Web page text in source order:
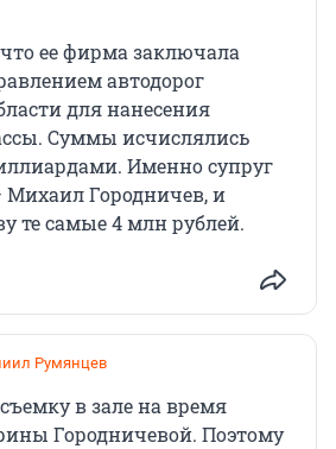
ее фирма заключала
автодорог
для нанесения
Суммы исчислялись
Именно супруг
Михаил Городничев, и
те самые 4 млн рублей.
Румянцев
в зале на время
Городничевой. Поэтому